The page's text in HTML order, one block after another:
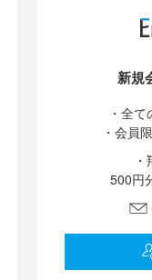
新規
・全
・会員
500円